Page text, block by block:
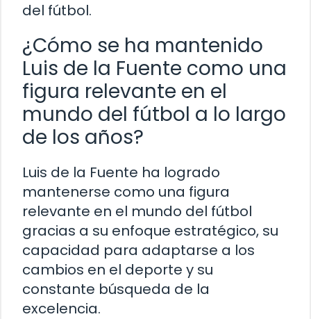
del fútbol.
¿Cómo se ha mantenido
Luis de la Fuente como una
figura relevante en el
mundo del fútbol a lo largo
de los años?
Luis de la Fuente ha logrado
mantenerse como una figura
relevante en el mundo del fútbol
gracias a su enfoque estratégico, su
capacidad para adaptarse a los
cambios en el deporte y su
constante búsqueda de la
excelencia.